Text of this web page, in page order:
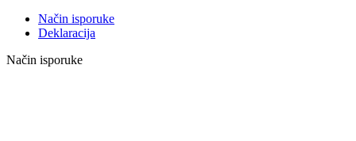
Način isporuke
Deklaracija
Način isporuke